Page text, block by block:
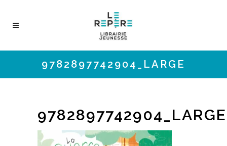
9782897742904_LARGE
9782897742904_LARGE